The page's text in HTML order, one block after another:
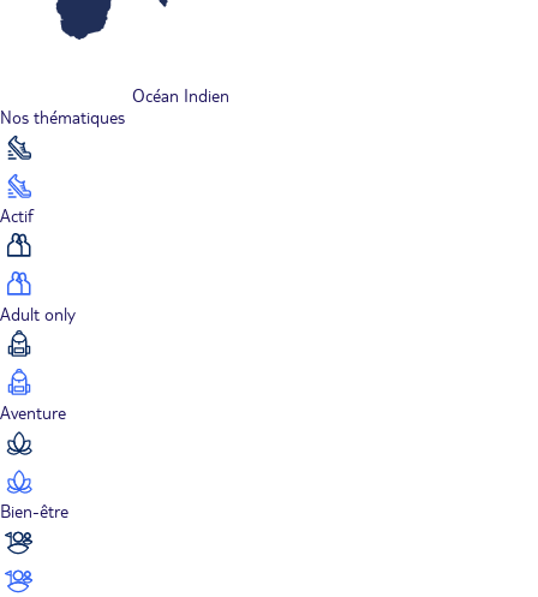
Océan Indien
Nos thématiques
Actif
Adult only
Aventure
Bien-être